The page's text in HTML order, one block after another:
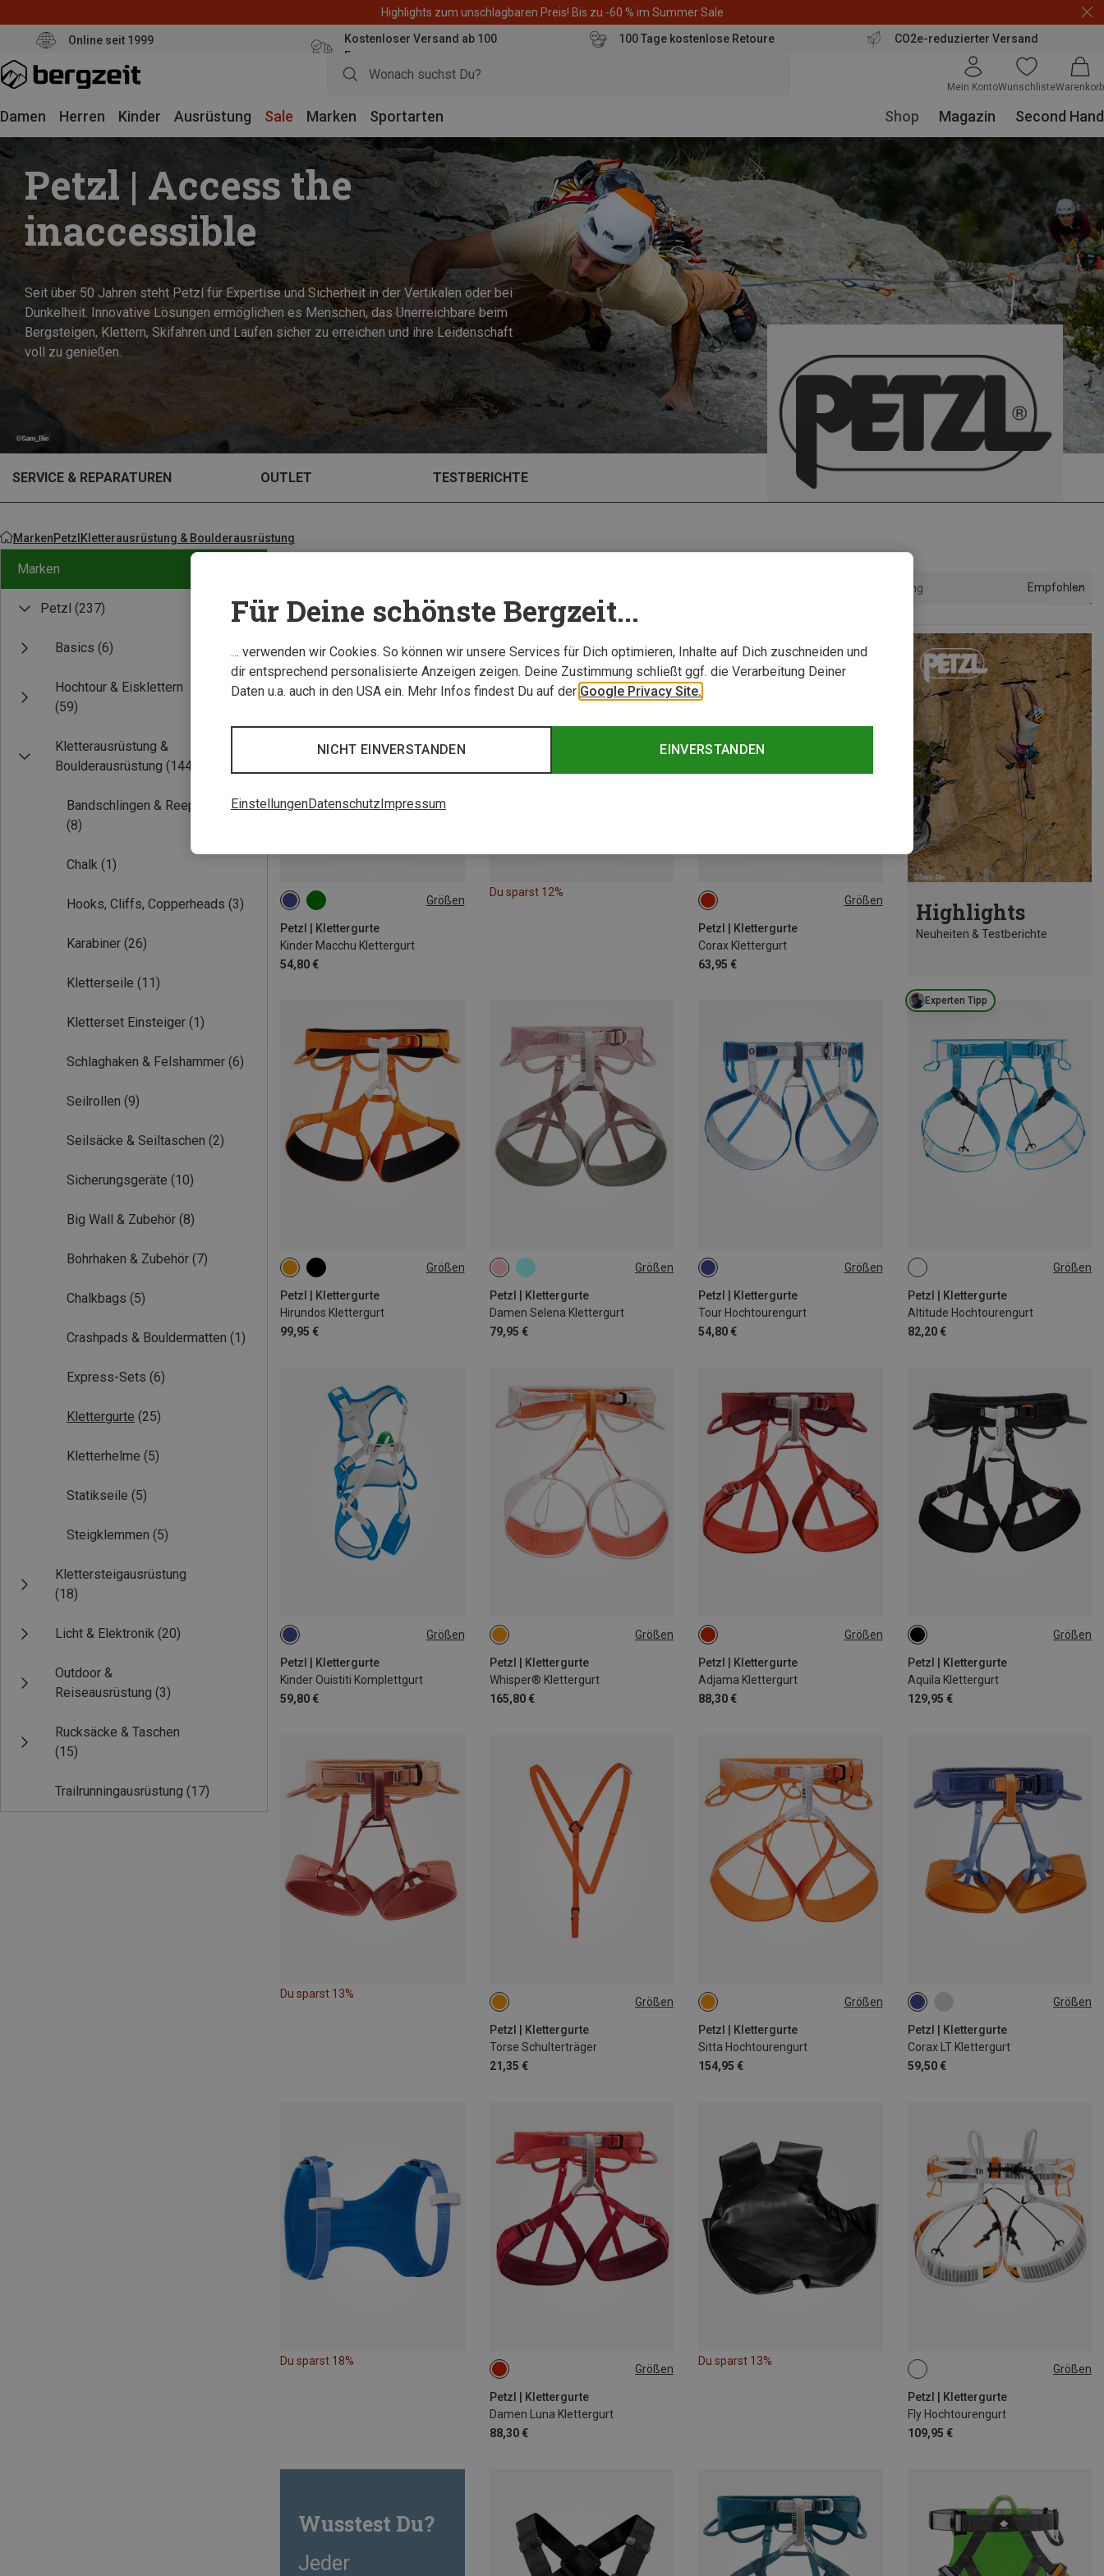
Highlights zum unschlagbaren Preis! Bis zu -60 % im Summer Sale
Online seit 1999
Kostenloser Versand ab 100
Euro
100 Tage kostenlose Retoure CO2e-reduzierter Versand
Mein KontoWunschlisteWarenkorb
Damen Herren Kinder Ausrüstung Sale Marken Sportarten Shop Magazin Second Hand
Petzl | Access the
inaccessible
Seit über 50 Jahren steht Petzl für Expertise und Sicherheit in der Vertikalen oder bei
Dunkelheit. Innovative Lösungen ermöglichen es Menschen, das Unerreichbare beim
Bergsteigen, Klettern, Skifahren und Laufen sicher zu erreichen und ihre Leidenschaft
voll zu genießen.
SERVICE & REPARATUREN OUTLET TESTBERICHTE
MarkenPetzlKletterausrüstung & Boulderausrüstung
Marken
Petzl (237)
Basics (6)
Hochtour & Eisklettern
(59)
Kletterausrüstung &
Boulderausrüstung (144)
Bandschlingen & Reepschnüre
(8)
Chalk (1)
Hooks, Cliffs, Copperheads (3)
Karabiner (26)
Kletterseile (11)
Kletterset Einsteiger (1)
Schlaghaken & Felshammer (6)
Seilrollen (9)
Seilsäcke & Seiltaschen (2)
Sicherungsgeräte (10)
Big Wall & Zubehör (8)
Bohrhaken & Zubehör (7)
Chalkbags (5)
Crashpads & Bouldermatten (1)
Express-Sets (6)
Klettergurte (25)
Kletterhelme (5)
Statikseile (5)
Steigklemmen (5)
Klettersteigausrüstung
(18)
Licht & Elektronik (20)
Outdoor &
Reiseausrüstung (3)
Rucksäcke & Taschen
(15)
Trailrunningausrüstung (17)
Sortierung Empfohlen
Größen
Petzl | Klettergurte
Kinder Macchu Klettergurt
54,80 €
54-65CM
Du sparst 12%
Größen
Petzl | Klettergurte
Corax Klettergurt
63,95 €
2 | 76-107CM Highlights
Neuheiten & Testberichte
Größen
Petzl | Klettergurte
Hirundos Klettergurt
99,95 €
S | 71-77CM
XS | 65-71CM
M | 77-84CM
L | 84-92CM
Größen
Petzl | Klettergurte
Damen Selena Klettergurt
79,95 €
65-71CM
77-84CM
84-92CM
Größen
Petzl | Klettergurte
Tour Hochtourengurt
54,80 €
S-M | 64-86CM
L-XL | 84-108CM
Experten Tipp
Größen
Petzl | Klettergurte
Altitude Hochtourengurt
82,20 €
L-XL
Größen
Petzl | Klettergurte
Kinder Ouistiti Komplettgurt
59,80 €
XXS-S Größen
Petzl | Klettergurte
Whisper® Klettergurt
165,80 €
65-71CM
77-84CM
84-92CM
Größen
Petzl | Klettergurte
Adjama Klettergurt
88,30 €
71-77CM
84-92CM
92-100CM
Größen
Petzl | Klettergurte
Aquila Klettergurt
129,95 €
XL | 92-100CM
S | 71-77CM
M | 77-84CM
Du sparst 13%
Größen
Petzl | Klettergurte
Torse Schulterträger
21,35 €
ONE SIZE Größen
Petzl | Klettergurte
Sitta Hochtourengurt
154,95 €
65-71CM
77-84CM
84-92CM
Größen
Petzl | Klettergurte
Corax LT Klettergurt
59,50 €
65-71CM
77-84CM
84-92CM
92-100CM
Du sparst 18%
Größen
Petzl | Klettergurte
Damen Luna Klettergurt
88,30 €
65-71CM
77-84CM
84-92CM
Du sparst 13%
Größen
Petzl | Klettergurte
Fly Hochtourengurt
109,95 €
S | 66-76CM
L | 86-96CM
Wusstest Du?
Jeder
Für Deine schönste Bergzeit...
… verwenden wir Cookies. So können wir unsere Services für Dich optimieren, Inhalte auf Dich zuschneiden und
dir entsprechend personalisierte Anzeigen zeigen. Deine Zustimmung schließt ggf. die Verarbeitung Deiner
Daten u.a. auch in den USA ein. Mehr Infos findest Du auf der Google Privacy Site.
EINVERSTANDEN
NICHT EINVERSTANDEN
EinstellungenDatenschutzImpressum